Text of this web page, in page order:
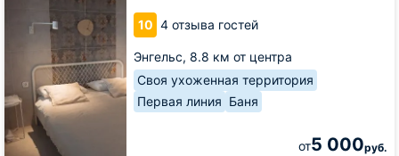
10 4 отзыва гостей
Энгельс, 8.8 км от центра
Своя ухоженная территория
Первая линия Баня
от5 000руб.